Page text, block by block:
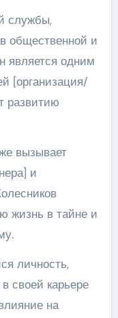
службы,
общественной и
является одним
[организация/
развитию
вызывает
и
жизнь в тайне и
личность,
своей карьере
на